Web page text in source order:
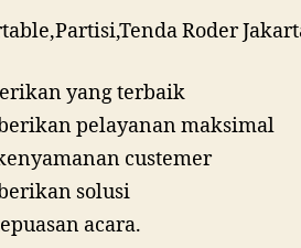
yang terbaik
pelayanan maksimal
custemer
solusi
acara.